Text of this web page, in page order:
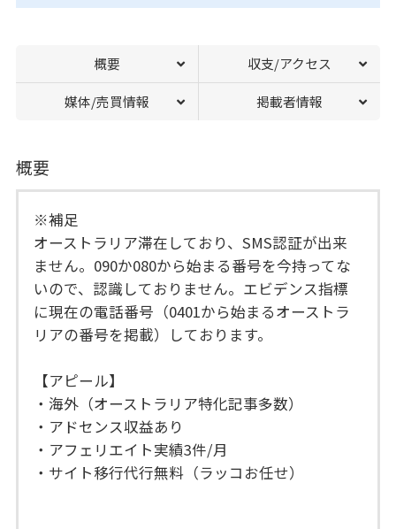
概要 収支/アクセス
媒体/売買情報 掲載者情報
概要
※補足
オーストラリア滞在しており、SMS認証が出来
ません。090か080から始まる番号を今持ってな
いので、認識しておりません。エビデンス指標
に現在の電話番号（0401から始まるオーストラ
リアの番号を掲載）しております。
【アピール】
・海外（オーストラリア特化記事多数）
・アドセンス収益あり
・アフェリエイト実績3件/月
・サイト移行代行無料（ラッコお任せ）